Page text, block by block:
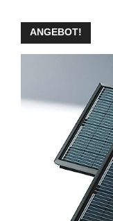
ANGEBOT!